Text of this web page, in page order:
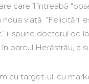
care îl întreabă
noua viață. “Felicitări,
îi spune doctorul de
parcul Herăstrău, a
cu target-ul, cu